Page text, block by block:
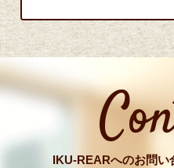
IKU-REARへのお問い